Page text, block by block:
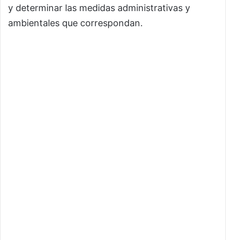
y determinar las medidas administrativas y
ambientales que correspondan.